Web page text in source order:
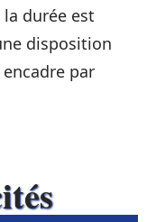
durée est
disposition
par